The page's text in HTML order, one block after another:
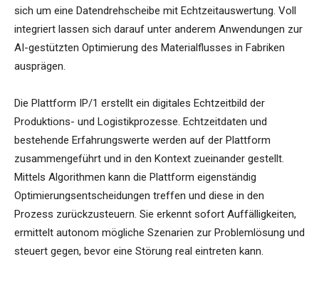
sich um eine Datendrehscheibe mit Echtzeitauswertung. Voll
integriert lassen sich darauf unter anderem Anwendungen zur
AI-gestützten Optimierung des Materialflusses in Fabriken
ausprägen.
Die Plattform IP/1 erstellt ein digitales Echtzeitbild der
Produktions- und Logistikprozesse. Echtzeitdaten und
bestehende Erfahrungswerte werden auf der Plattform
zusammengeführt und in den Kontext zueinander gestellt.
Mittels Algorithmen kann die Plattform eigenständig
Optimierungsentscheidungen treffen und diese in den
Prozess zurückzusteuern. Sie erkennt sofort Auffälligkeiten,
ermittelt autonom mögliche Szenarien zur Problemlösung und
steuert gegen, bevor eine Störung real eintreten kann.